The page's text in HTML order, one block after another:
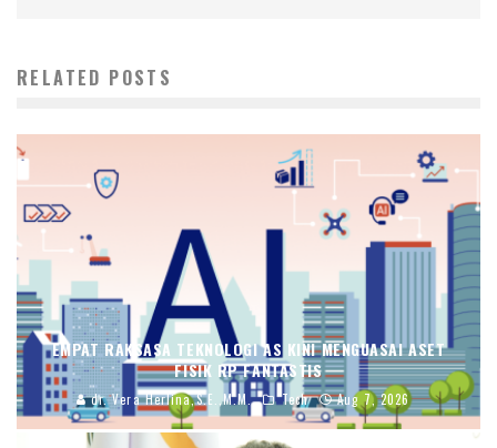
RELATED POSTS
EMPAT RAKSASA TEKNOLOGI AS KINI MENGUASAI ASET
FISIK RP FANTASTIS
dr. Vera Herlina,S.E.,M.M. Tech Aug 7, 2026